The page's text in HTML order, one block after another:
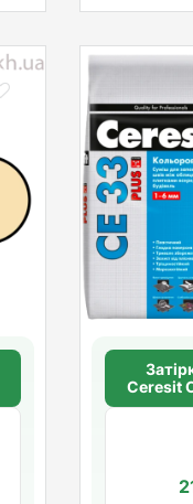
Ceresit